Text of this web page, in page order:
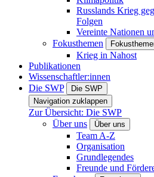
Russlands Krieg
Folgen
Vereinte Nationen
Fokusthemen
Krieg in Nahost
Publikationen
Wissenschaftler:innen
Die SWP
Die SWP
Navigation zuklappen
Zur Übersicht: Die SWP
Über uns
Über uns
Team A-Z
Organisation
Grundlegendes
Freunde und